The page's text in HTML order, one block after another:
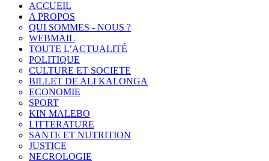
ACCUEIL
A PROPOS
QUI SOMMES - NOUS ?
WEBMAIL
TOUTE L’ACTUALITÉ
POLITIQUE
CULTURE ET SOCIETE
BILLET DE ALI KALONGA
ECONOMIE
SPORT
KIN MALEBO
LITTERATURE
SANTE ET NUTRITION
JUSTICE
NECROLOGIE